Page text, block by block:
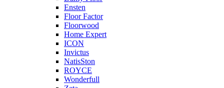
Ensten
Floor Factor
Floorwood
Home Expert
ICON
Invictus
NatisSton
ROYCE
Wonderfull